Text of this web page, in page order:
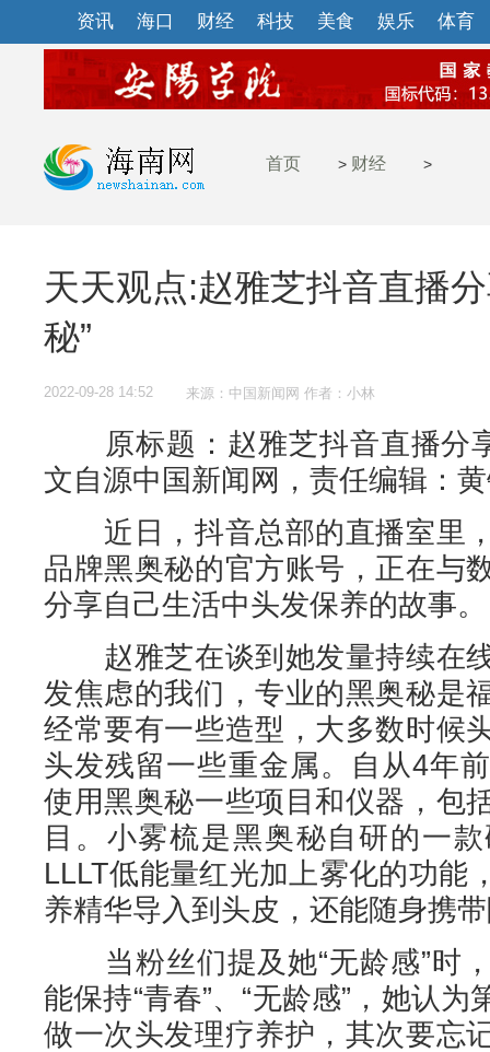
资讯 海口 财经 科技 美食 娱乐 体育
首页 > 财经 >
天天观点:赵雅芝抖音直播
秘”
2022-09-28 14:52 来源：中国新闻网 作者：小林
原标题：赵雅芝抖音直播分享
文自源中国新闻网，责任编辑：
近日，抖音总部的直播室里
品牌黑奥秘的官方账号，正在与
分享自己生活中头发保养的故事。
赵雅芝在谈到她发量持续在
发焦虑的我们，专业的黑奥秘是
经常要有一些造型，大多数时候
头发残留一些重金属。自从4年
使用黑奥秘一些项目和仪器，包
目。小雾梳是黑奥秘自研的一
LLLT低能量红光加上雾化的功能
养精华导入到头皮，还能随身携
当粉丝们提及她“无龄感”时
能保持“青春”、“无龄感”，她认
做一次头发理疗养护，其次要忘